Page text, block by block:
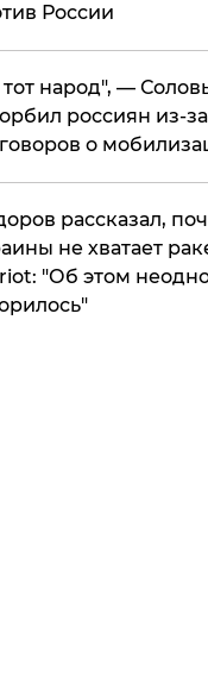
России
народ", —
россиян из-за
о
рассказал,
не хватает
"Об этом